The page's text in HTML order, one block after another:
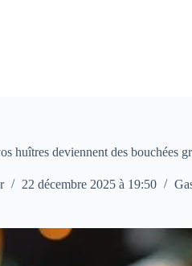
huîtres deviennent des bouchées
22 décembre 2025 à 19:50